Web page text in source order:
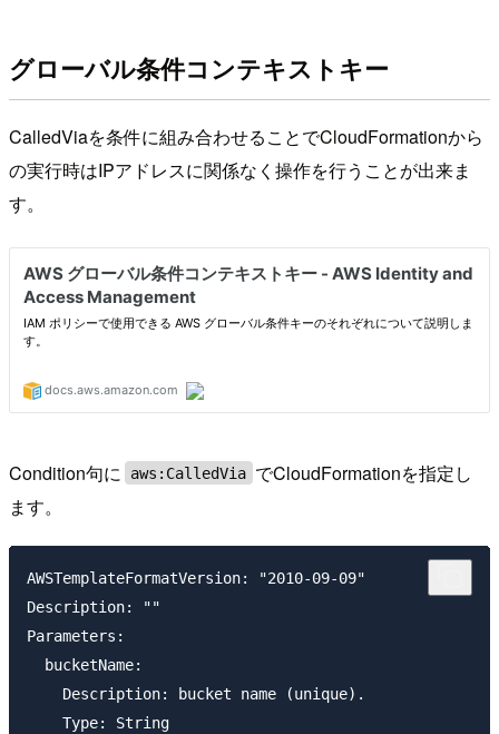
グローバル条件コンテキストキー
CalledViaを条件に組み合わせることでCloudFormationから
の実行時はIPアドレスに関係なく操作を行うことが出来ま
す。
Condition句に aws:CalledVia でCloudFormationを指定し
ます。
AWSTemplateFormatVersion: "2010-09-09"
Description: ""
Parameters:
  bucketName:
    Description: bucket name (unique).
    Type: String